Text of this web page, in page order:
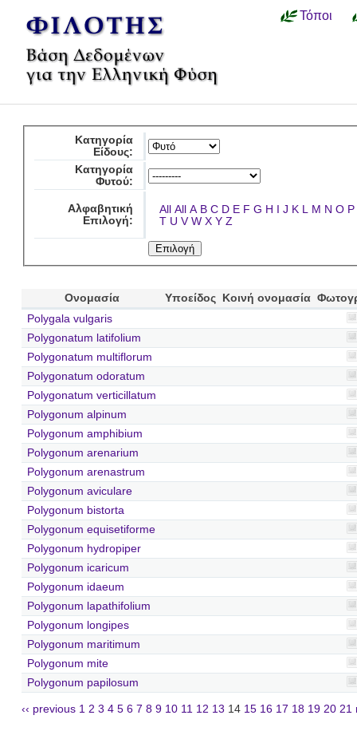
Τόποι
Κατηγορία
Είδους:
Κατηγορία
Φυτού:
Αλφαβητική
Επιλογή:
All All A B C D E F G H I J K L M N O P
T U V W X Y Z
Ονομασία Υποείδος Κοινή ονομασία
Polygala vulgaris
Polygonatum latifolium
Polygonatum multiflorum
Polygonatum odoratum
Polygonatum verticillatum
Polygonum alpinum
Polygonum amphibium
Polygonum arenarium
Polygonum arenastrum
Polygonum aviculare
Polygonum bistorta
Polygonum equisetiforme
Polygonum hydropiper
Polygonum icaricum
Polygonum idaeum
Polygonum lapathifolium
Polygonum longipes
Polygonum maritimum
Polygonum mite
Polygonum papilosum
‹‹ previous 1 2 3 4 5 6 7 8 9 10 11 12 13 14 15 16 17 18 19 20 21